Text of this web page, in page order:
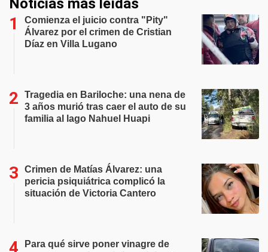
Noticias más leídas
Comienza el juicio contra "Pity"
Álvarez por el crimen de Cristian
Díaz en Villa Lugano
Tragedia en Bariloche: una nena de
3 años murió tras caer el auto de su
familia al lago Nahuel Huapi
Crimen de Matías Álvarez: una
pericia psiquiátrica complicó la
situación de Victoria Cantero
Para qué sirve poner vinagre de